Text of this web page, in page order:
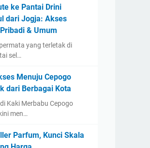
ke Pantai Drini
dari Jogja: Akses
& Umum
yang terletak di
sel…
Menuju Cepogo
dari Berbagai Kota
Kaki Merbabu Cepogo
men…
Parfum, Kunci Skala